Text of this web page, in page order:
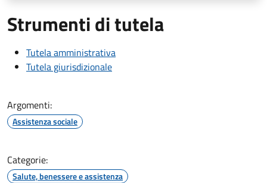
Strumenti di tutela
Tutela amministrativa
Tutela giurisdizionale
Argomenti:
Assistenza sociale
Categorie:
Salute, benessere e assistenza